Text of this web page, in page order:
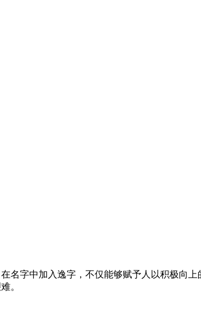
名字中加入逸字，不仅能够赋予人以积极向
。